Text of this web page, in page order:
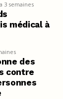
3 semaines
médical à
des
contre